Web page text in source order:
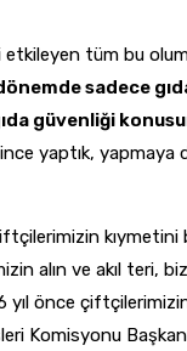
etkileyen tüm bu
sadece
güvenliği
yaptık,
kıymetini
alın ve akıl teri,
yıl önce
Komisyonu